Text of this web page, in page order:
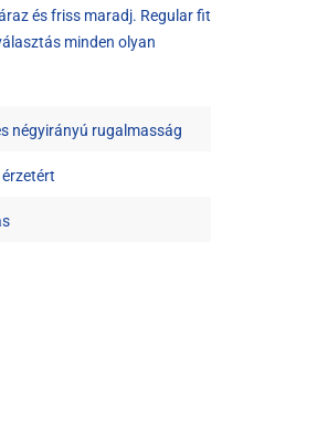
és friss maradj. Regular fit
minden olyan
négyirányú rugalmasság